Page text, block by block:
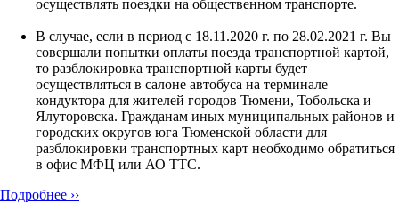
осуществлять поездки на общественном транспорте.
В случае, если в период с 18.11.2020 г. по 28.02.2021 г. Вы
совершали попытки оплаты поезда транспортной картой,
то разблокировка транспортной карты будет
осуществляться в салоне автобуса на терминале
кондуктора для жителей городов Тюмени, Тобольска и
Ялуторовска. Гражданам иных муниципальных районов и
городских округов юга Тюменской области для
разблокировки транспортных карт необходимо обратиться
в офис МФЦ или АО ТТС.
Подробнее ››